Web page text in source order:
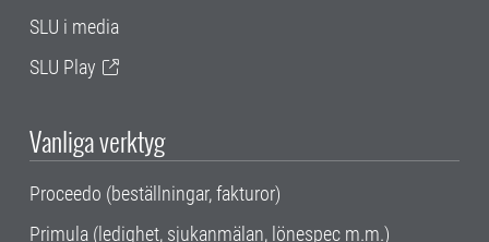
SLU i media
SLU Play
Vanliga verktyg
Proceedo (beställningar, fakturor)
Primula (ledighet, sjukanmälan, lönespec m.m.)